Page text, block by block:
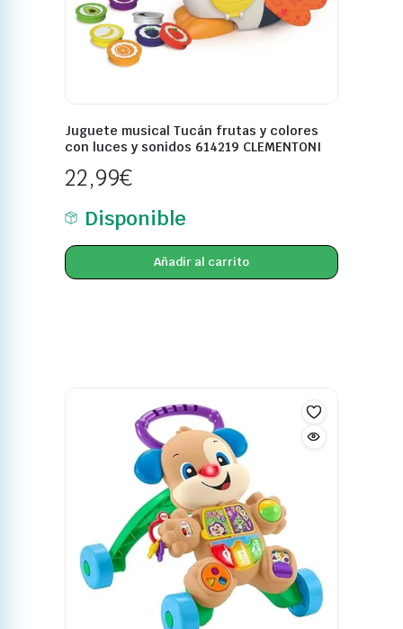
Juguete musical Tucán frutas y colores
con luces y sonidos 614219 CLEMENTONI
22,99€
Disponible
Añadir al carrito